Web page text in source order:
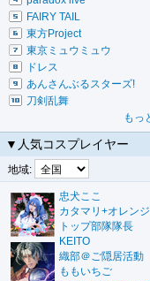
FAIRY TAIL
東方Project
東京ミュウミュウ
ドレス
あんさんぶるスターズ!
刀剣乱舞
もっ
▼人気コスプレイヤー
地域:
忠犬ここ
カタマリ+オレン
トップ部隊隊長
KEITO
織部＠ご隠居活動
ももいちご